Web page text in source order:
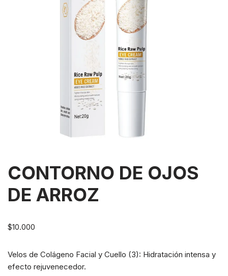
CONTORNO DE OJOS
DE ARROZ
$10.000
Velos de Colágeno Facial y Cuello (3): Hidratación intensa y
efecto rejuvenecedor.